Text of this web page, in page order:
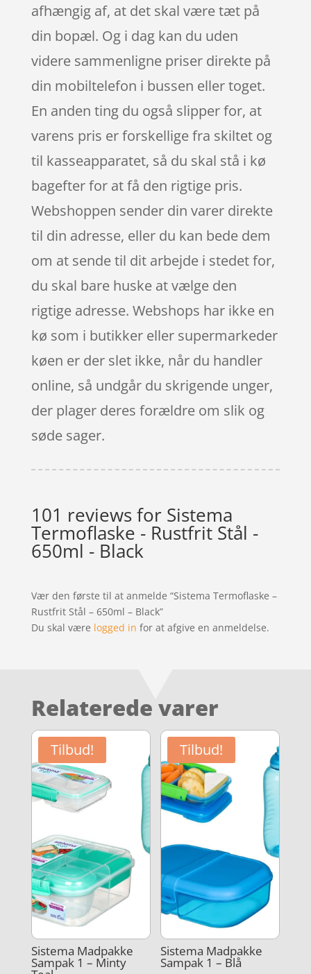
afhængig af, at det skal være tæt på
din bopæl. Og i dag kan du uden
videre sammenligne priser direkte på
din mobiltelefon i bussen eller toget.
En anden ting du også slipper for, at
varens pris er forskellige fra skiltet og
til kasseapparatet, så du skal stå i kø
bagefter for at få den rigtige pris.
Webshoppen sender din varer direkte
til din adresse, eller du kan bede dem
om at sende til dit arbejde i stedet for,
du skal bare huske at vælge den
rigtige adresse. Webshops har ikke en
kø som i butikker eller supermarkeder
køen er der slet ikke, når du handler
online, så undgår du skrigende unger,
der plager deres forældre om slik og
søde sager.
101 reviews for Sistema
Termoflaske - Rustfrit Stål -
650ml - Black
Vær den første til at anmelde “Sistema Termoflaske –
Rustfrit Stål – 650ml – Black”
Du skal være logged in for at afgive en anmeldelse.
Relaterede varer
Tilbud!
Sistema Madpakke
Sampak 1 – Minty
Tilbud!
Sistema Madpakke
Sampak 1 – Blå